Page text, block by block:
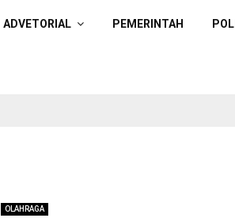
ADVETORIAL PEMERINTAH
OLAHRAGA